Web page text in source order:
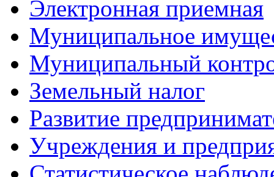
Электронная приемная
Муниципальное
Муниципальный
Земельный налог
Развитие
Учреждения и